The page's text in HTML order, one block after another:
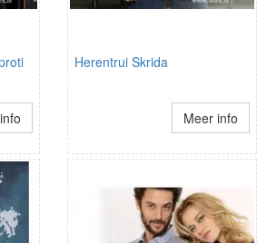
Herentrui Skrida
Meer info